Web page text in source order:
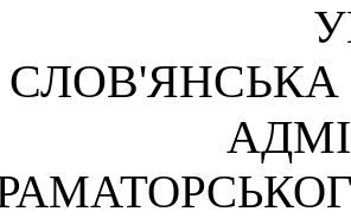
СЛОВ'ЯНСЬКА